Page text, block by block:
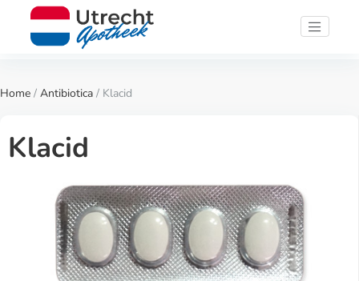
Home / Antibiotica / Klacid
Klacid